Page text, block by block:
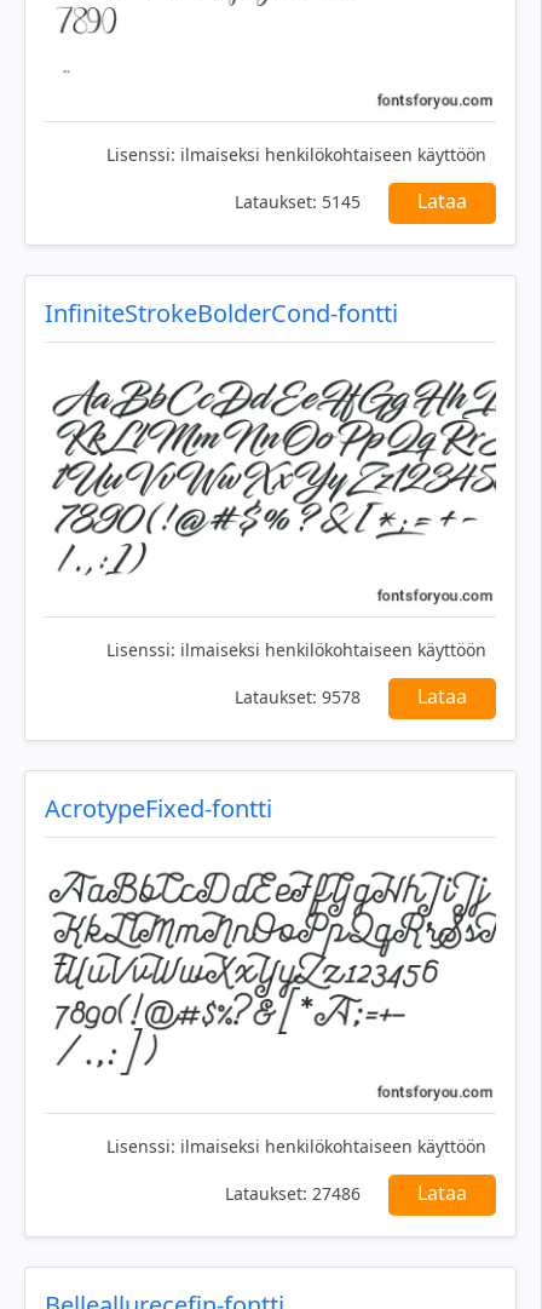
Lisenssi: ilmaiseksi henkilökohtaiseen käyttöön
Lataukset: 5145 Lataa
InfiniteStrokeBolderCond-fontti
Lisenssi: ilmaiseksi henkilökohtaiseen käyttöön
Lataukset: 9578 Lataa
AcrotypeFixed-fontti
Lisenssi: ilmaiseksi henkilökohtaiseen käyttöön
Lataukset: 27486 Lataa